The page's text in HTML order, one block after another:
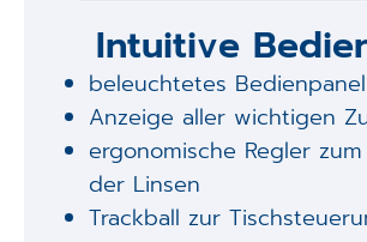
Intuitive
beleuchtetes Bedienpanel
Anzeige aller wichtigen
ergonomische Regler
der Linsen
Trackball zur